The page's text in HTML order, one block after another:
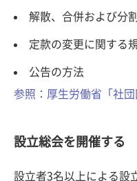
解散、合併および分
定款の変更に関する
公告の方法
参照：厚生労働省「社団
設立総会を開催する
設立者3名以上による設